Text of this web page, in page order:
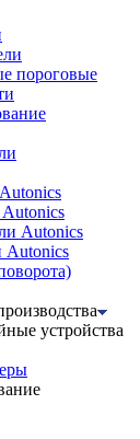
пороговые
Autonics
Autonics
Autonics
устройства